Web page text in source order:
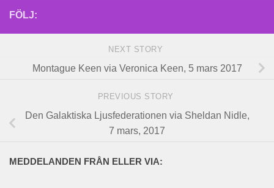
FÖLJ:
NEXT STORY
Montague Keen via Veronica Keen, 5 mars 2017
PREVIOUS STORY
Den Galaktiska Ljusfederationen via Sheldan Nidle,
7 mars, 2017
MEDDELANDEN FRÅN ELLER VIA: